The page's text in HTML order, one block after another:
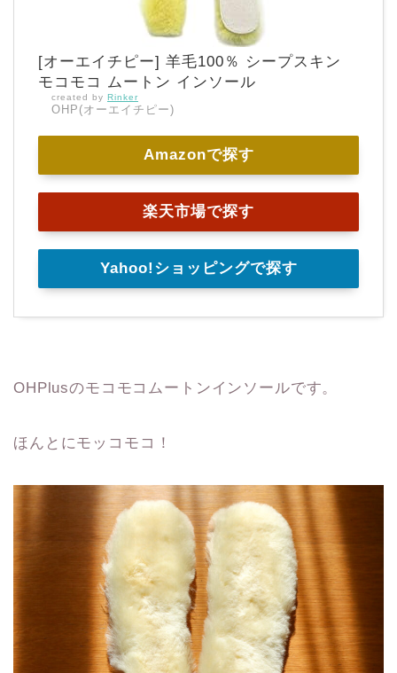
[オーエイチピー] 羊毛100％ シープスキン
モコモコ ムートン インソール
created by Rinker
OHP(オーエイチピー)
Amazonで探す
楽天市場で探す
Yahoo!ショッピングで探す
OHPlusのモコモコムートンインソールです。
ほんとにモッコモコ！